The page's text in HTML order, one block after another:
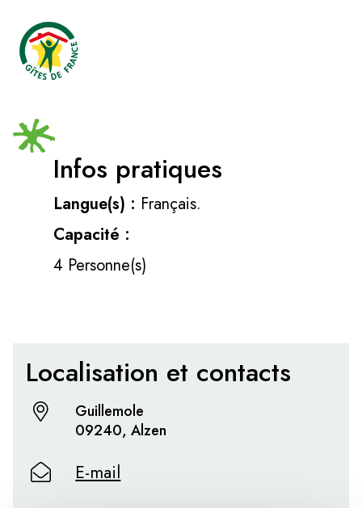
Infos pratiques
Langue(s) : Français.
Capacité :
4 Personne(s)
Localisation et contacts
Guillemole
09240, Alzen
E-mail